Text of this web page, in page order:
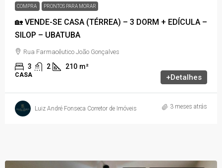
COMPRA PRONTOS PARA MORAR
🏡 VENDE-SE CASA (TÉRREA) – 3 DORM + EDÍCULA –
SILOP – UBATUBA
Rua Farmacêutico João Gonçalves
3 2 210 m²
CASA +Detalhes
Luiz André Fonseca Corretor de Imóveis 3 meses atrás